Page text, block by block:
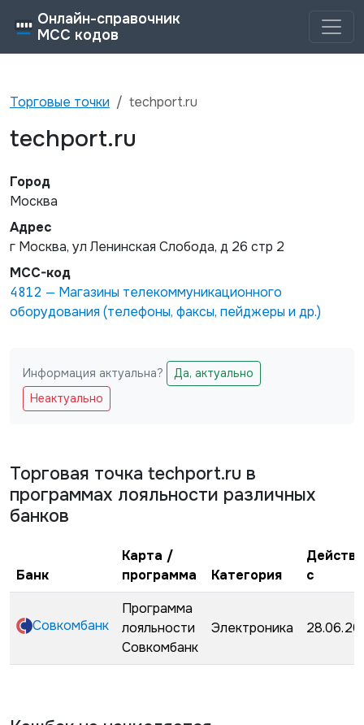
Онлайн-справочник
MCC кодов
Торговые точки techport.ru
techport.ru
Город
Москва
Адрес
г Москва, ул Ленинская Слобода, д 26 стр 2
MCC-код
4812 — Магазины телекоммуникационного
оборудования (телефоны, факсы, пейджеры и др.)
Не заполняйте это поле
Информация актуальна?
Да, актуально
Неактуально
Торговая точка techport.ru в
программах лояльности различных
банков
Банк
Карта /
программа
Категория
с
Совкомбанк
Программа
лояльности
Совкомбанк
Электроника